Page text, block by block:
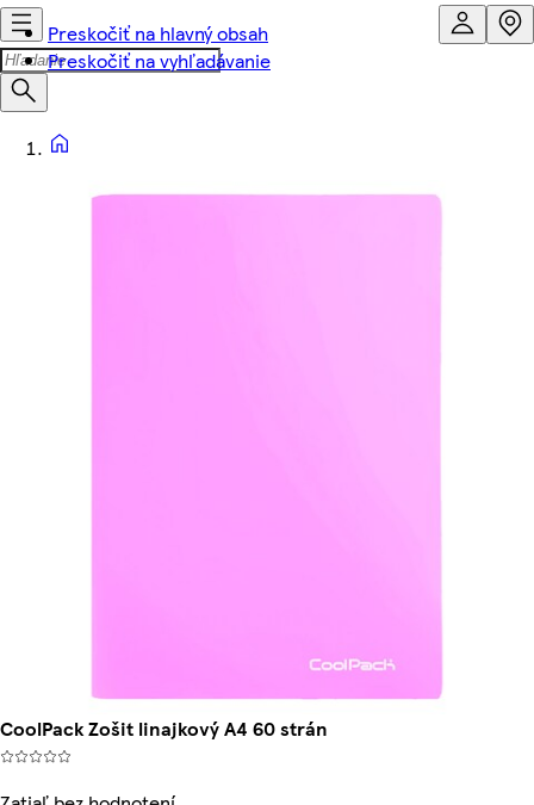
Preskočiť na hlavný obsah
Preskočiť na vyhľadávanie
CoolPack Zošit linajkový A4 60 strán